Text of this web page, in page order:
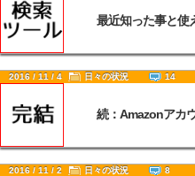
最近知った事と使
2016 / 11 / 4 日々の状況 14
続：Amazonアカ
2016 / 11 / 2 日々の状況 8